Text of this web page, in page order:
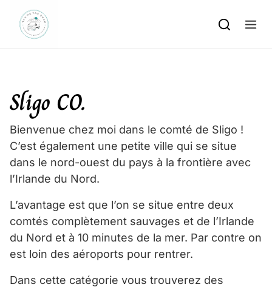
Skip to content
Sligo CO.
Bienvenue chez moi dans le comté de Sligo !
C’est également une petite ville qui se situe
dans le nord-ouest du pays à la frontière avec
l’Irlande du Nord.
L’avantage est que l’on se situe entre deux
comtés complètement sauvages et de l’Irlande
du Nord et à 10 minutes de la mer. Par contre on
est loin des aéroports pour rentrer.
Dans cette catégorie vous trouverez des